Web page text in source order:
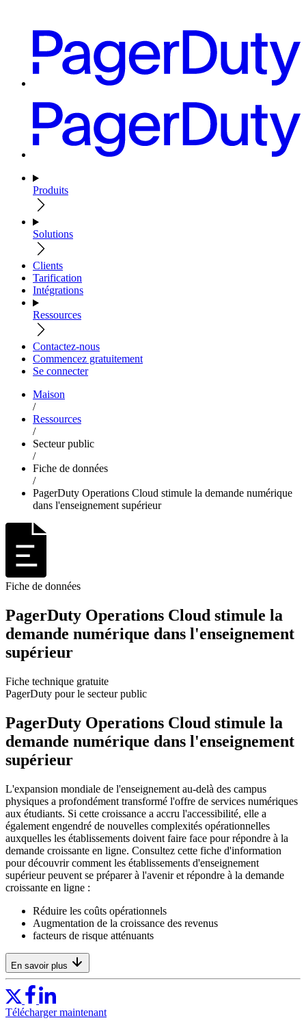
Produits
Solutions
Clients
Tarification
Intégrations
Ressources
Contactez-nous
Commencez gratuitement
Se connecter
Maison
/
Ressources
/
Secteur public
/
Fiche de données
/
PagerDuty Operations Cloud stimule la demande numérique
dans l'enseignement supérieur
Fiche de données
PagerDuty Operations Cloud stimule la
demande numérique dans l'enseignement
supérieur
Fiche technique gratuite
PagerDuty pour le secteur public
PagerDuty Operations Cloud stimule la
demande numérique dans l'enseignement
supérieur
L'expansion mondiale de l'enseignement au-delà des campus
physiques a profondément transformé l'offre de services numériques
aux étudiants. Si cette croissance a accru l'accessibilité, elle a
également engendré de nouvelles complexités opérationnelles
auxquelles les établissements doivent faire face pour répondre à la
demande croissante en ligne. Consultez cette fiche d'information
pour découvrir comment les établissements d'enseignement
supérieur peuvent se préparer à l'avenir et répondre à la demande
croissante en ligne :
Réduire les coûts opérationnels
Augmentation de la croissance des revenus
facteurs de risque atténuants
En savoir plus
Télécharger maintenant